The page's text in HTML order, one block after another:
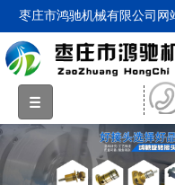
枣庄市鸿驰机械有限公司网